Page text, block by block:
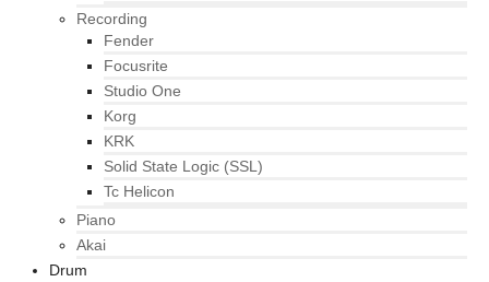
Recording
Fender
Focusrite
Studio One
Korg
KRK
Solid State Logic (SSL)
Tc Helicon
Piano
Akai
Drum